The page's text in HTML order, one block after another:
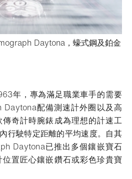
Daytona，蠔式鋼及鉑金
年，專為滿足職業車手的需要
配備測速計外圈以及高
奇計時腕錶成為理想的計速工
行駛特定距離的平均速度。自其
Daytona已推出多個鑲嵌寶石
置匠心鑲嵌鑽石或彩色珍貴寶